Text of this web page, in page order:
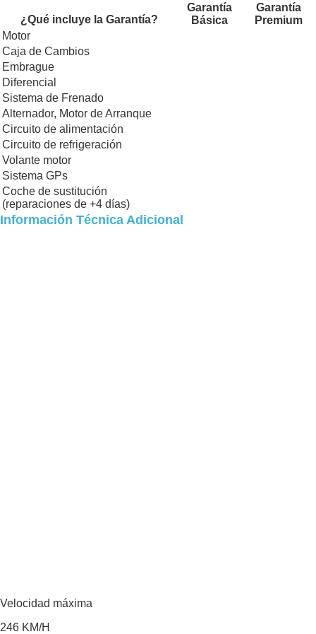
¿Qué incluye la Garantía?
Garantía
Básica
Garantía
Premium
Motor
Caja de Cambios
Embrague
Diferencial
Sistema de Frenado
Alternador, Motor de Arranque
Circuito de alimentación
Circuito de refrigeración
Volante motor
Sistema GPs
Coche de sustitución
(reparaciones de +4 días)
Información Técnica Adicional
Velocidad máxima
246 KM/H